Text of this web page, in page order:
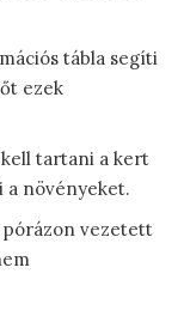
tábla segíti
ezek
tartani a kert
a növényeket.
pórázon vezetett